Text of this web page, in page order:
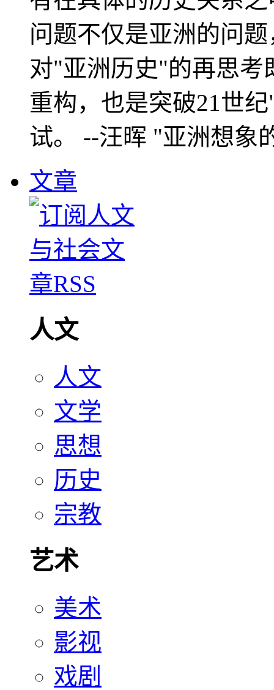
问题不仅是亚洲的问
对"亚洲历史"的再思考
重构，也是突破21世
试。 --汪晖 "亚洲想象
文章
人文
人文
文学
思想
历史
宗教
艺术
美术
影视
戏剧